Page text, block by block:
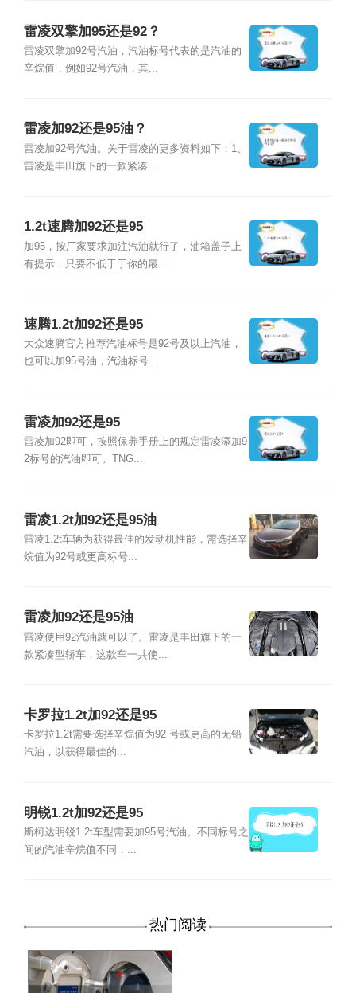
雷凌双擎加95还是92？
雷凌双擎加92号汽油，汽油标号代表的是汽油的
辛烷值，例如92号汽油，其...
雷凌加92还是95油？
雷凌加92号汽油。关于雷凌的更多资料如下：1、
雷凌是丰田旗下的一款紧凑...
1.2t速腾加92还是95
加95，按厂家要求加注汽油就行了，油箱盖子上
有提示，只要不低于于你的最...
速腾1.2t加92还是95
大众速腾官方推荐汽油标号是92号及以上汽油，
也可以加95号油，汽油标号...
雷凌加92还是95
雷凌加92即可，按照保养手册上的规定雷凌添加9
2标号的汽油即可。TNG...
雷凌1.2t加92还是95油
雷凌1.2t车辆为获得最佳的发动机性能，需选择辛
烷值为92号或更高标号...
雷凌加92还是95油
雷凌使用92汽油就可以了。雷凌是丰田旗下的一
款紧凑型轿车，这款车一共使...
卡罗拉1.2t加92还是95
卡罗拉1.2t需要选择辛烷值为92 号或更高的无铅
汽油，以获得最佳的...
明锐1.2t加92还是95
斯柯达明锐1.2t车型需要加95号汽油。不同标号之
间的汽油辛烷值不同，...
热门阅读